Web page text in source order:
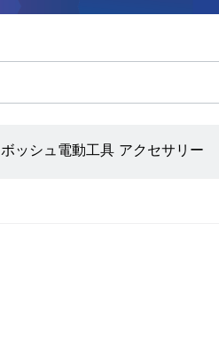
ボッシュ電動工具 アクセサリー